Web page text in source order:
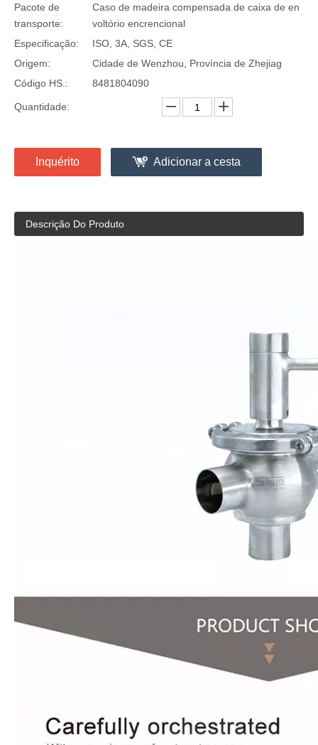
Pacote de
transporte:
Caso de madeira compensada de caixa de en
voltório encrencional
Especificação:
ISO, 3A, SGS, CE
Origem:
Cidade de Wenzhou, Província de Zhejiag
Código HS.:
8481804090
Quantidade:
Inquérito Adicionar a cesta
Descrição Do Produto